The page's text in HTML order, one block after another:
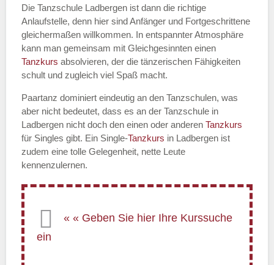
Die Tanzschule Ladbergen ist dann die richtige
Anlaufstelle, denn hier sind Anfänger und Fortgeschrittene
gleichermaßen willkommen. In entspannter Atmosphäre
kann man gemeinsam mit Gleichgesinnten einen
Tanzkurs absolvieren, der die tänzerischen Fähigkeiten
schult und zugleich viel Spaß macht.
Paartanz dominiert eindeutig an den Tanzschulen, was
aber nicht bedeutet, dass es an der Tanzschule in
Ladbergen nicht doch den einen oder anderen Tanzkurs
für Singles gibt. Ein Single-Tanzkurs in Ladbergen ist
zudem eine tolle Gelegenheit, nette Leute
kennenzulernen.